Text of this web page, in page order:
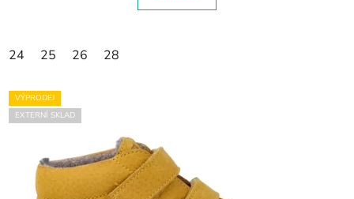
24 25 26 28
VÝPRODEJ
EXTERNÍ SKLAD